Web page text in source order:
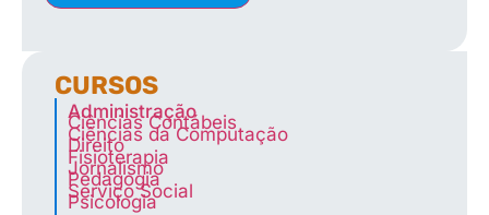
CURSOS
Administração
Ciências Contábeis
Ciências da Computação
Direito
Fisioterapia
Jornalismo
Pedagogia
Serviço Social
Psicologia